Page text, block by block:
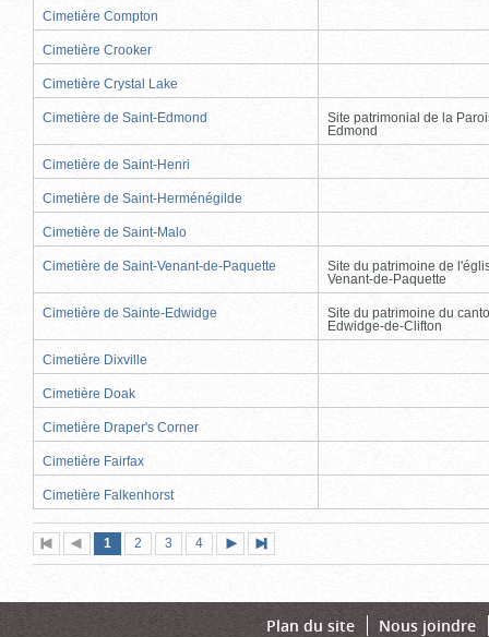
Cimetière Compton
Cimetière Crooker
Cimetière Crystal Lake
Cimetière de Saint-Edmond
Site patrimonial de la
Edmond
Cimetière de Saint-Henri
Cimetière de Saint-Herménégilde
Cimetière de Saint-Malo
Cimetière de Saint-Venant-de-Paquette
Site du patrimoine de
Venant-de-Paquette
Cimetière de Sainte-Edwidge
Site du patrimoine du
Edwidge-de-Clifton
Cimetière Dixville
Cimetière Doak
Cimetière Draper's Corner
Cimetière Fairfax
Cimetière Falkenhorst
Première
page
Page
précédente
Page
1 (page
actuelle)
Page
2 Page
3 Page
4
suivante
page
Plan du site Nous joindre